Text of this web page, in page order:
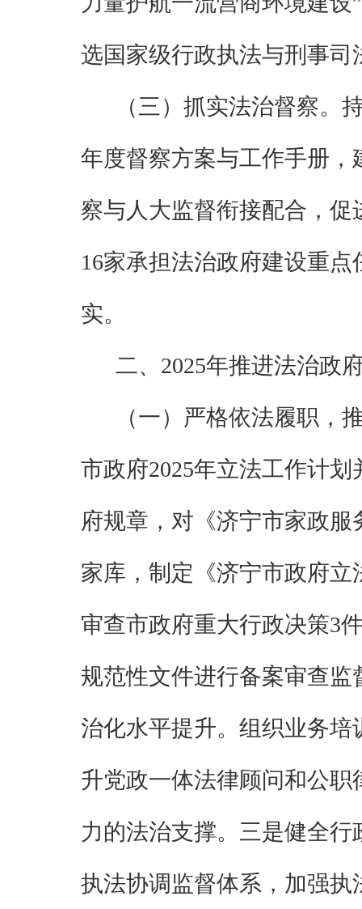
选国家级行政执法与刑事
（三）抓实法治督察。
年度督察方案与工作手册，
察与人大监督衔接配合， 促
16家承担法治政府建设重
实。
二、 2025年推进法治政
（一）严格依法履职，
市政府2025年立法工作计划
府规章，对《济宁市家政
家库，制定《济宁市政府
审查市政府重大行政决策3
规范性文件进行备案审查
治化水平提升。组织业务培
升党政一体法律顾问和公
力的法治支撑。 三是健全行
执法协调监督体系 ，加强